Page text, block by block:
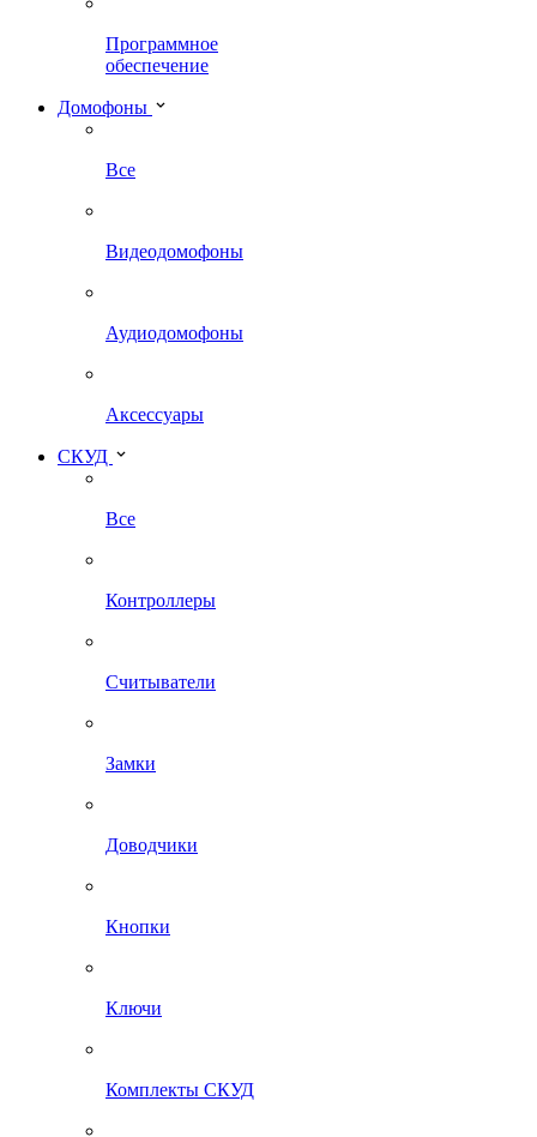
Программное
обеспечение
Домофоны
Все
Видеодомофоны
Аудиодомофоны
Аксессуары
СКУД
Все
Контроллеры
Считыватели
Замки
Доводчики
Кнопки
Ключи
Комплекты СКУД